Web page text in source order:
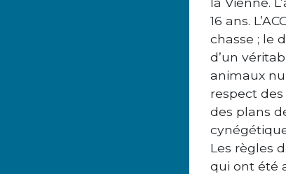
16 ans.
chasse ; le
d’un
animaux
respect
des plans
Les règles
qui ont été